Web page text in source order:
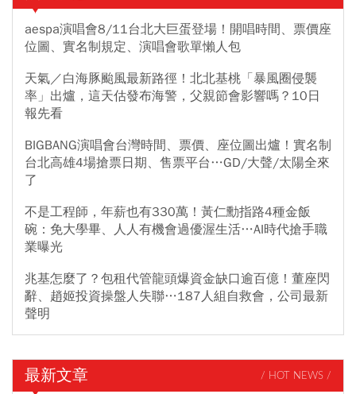
aespa演唱會8/11台北大巨蛋登場！開唱時間、票價座
位圖、實名制規定、演唱會歌單懶人包
天氣／白海豚颱風最新路徑！北北基桃「暴風圈侵襲
率」出爐，這天估發布海警，父親節會影響嗎？10日
報先看
BIGBANG演唱會台灣時間、票價、座位圖出爐！實名制
台北高雄4場搶票日期、售票平台…GD/大聲/太陽全來
了
不是工程師，年薪也有330萬！黃仁勳指路4種金飯
碗：免大學畢、人人有機會過優渥生活…AI時代搶手職
業曝光
兆基怎麼了？包租代管龍頭爆資金缺口逾百億！董座閃
辭、趙姬投資操盤人失聯…187人組自救會，公司最新
聲明
最新文章 / HOT NEWS /